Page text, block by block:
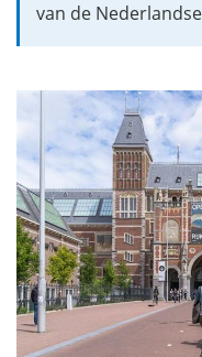
van de